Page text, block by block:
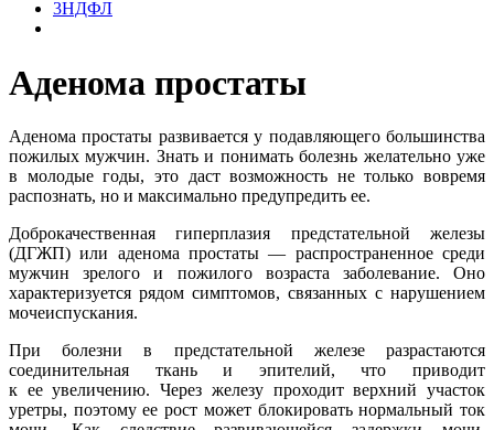
3НДФЛ
Аденома простаты
Аденома простаты развивается у подавляющего большинства
пожилых мужчин. Знать и понимать болезнь желательно уже
в молодые годы, это даст возможность не только вовремя
распознать, но и максимально предупредить ее.
Доброкачественная гиперплазия предстательной железы
(ДГЖП) или аденома простаты — распространенное среди
мужчин зрелого и пожилого возраста заболевание. Оно
характеризуется рядом симптомов, связанных с нарушением
мочеиспускания.
При болезни в предстательной железе разрастаются
соединительная ткань и эпителий, что приводит
к ее увеличению. Через железу проходит верхний участок
уретры, поэтому ее рост может блокировать нормальный ток